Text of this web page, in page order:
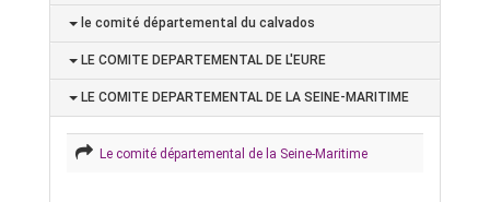
le comité départemental du calvados
LE COMITE DEPARTEMENTAL DE L'EURE
LE COMITE DEPARTEMENTAL DE LA SEINE-MARITIME
Le comité départemental de la Seine-Maritime